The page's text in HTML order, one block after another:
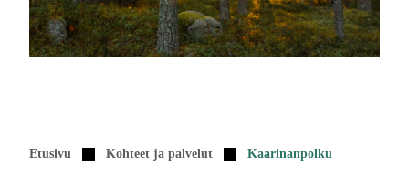
Etusivu Kohteet ja palvelut Kaarinanpolku